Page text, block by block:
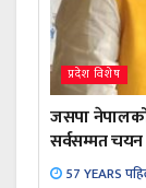
प्रदेश विशेष
जसपा
सर्वसम्मत चयन
57 YEARS